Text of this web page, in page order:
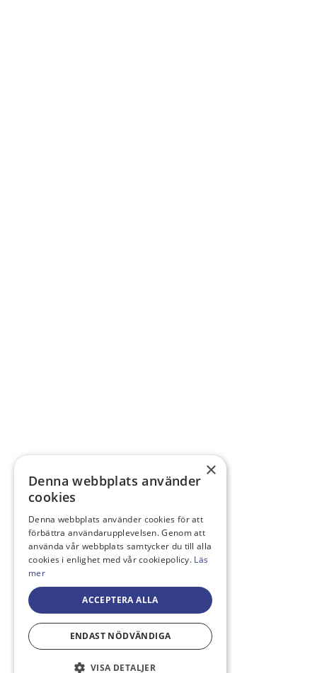
×
Denna webbplats använder
cookies
Denna webbplats använder cookies för att
förbättra användarupplevelsen. Genom att
använda vår webbplats samtycker du till alla
cookies i enlighet med vår cookiepolicy. Läs
mer
ACCEPTERA ALLA
ENDAST NÖDVÄNDIGA
VISA DETALJER